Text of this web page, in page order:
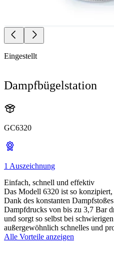
Eingestellt
Dampfbügelstation
GC6320
1 Auszeichnung
Einfach, schnell und effektiv
Das Modell 6320 ist so
Dank des konstanten
Dampfdrucks von bis zu 3,7 Bar
und sorgt so selbst bei
außergewöhnlich schnelles und
Alle Vorteile anzeigen